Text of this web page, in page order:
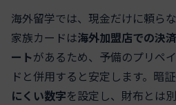
海外留学では、現金だけに頼ら
家族カードは海外加盟店での決
ートがあるため、予備のプリペ
ドと併用すると安定します。暗
にくい数字を設定し、財布とは